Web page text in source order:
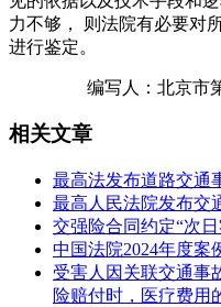
力不够， 则法院有必要对
进行鉴定。
编写人：北京市
相关文章
最高法发布道路交通
最高人民法院发布交
交强险合同约定“次
中国法院2024年度案
受害人因关联交通事
险赔付时，医疗费用